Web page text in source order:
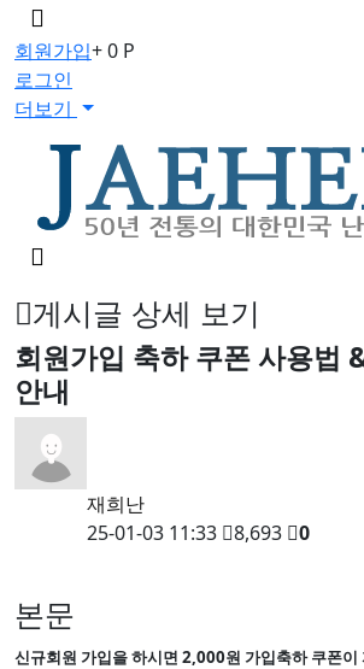
메
뉴
버
튼
회원가입+ 0 P
로그인
더보기
검
버
튼
게시글 상세 보기
회원가입 축하 쿠폰 사용법
안내
재희난
25-01-03 11:33
8,693
0
본문
신규회원 가입을 하시면 2,000원 가입축하 쿠폰이